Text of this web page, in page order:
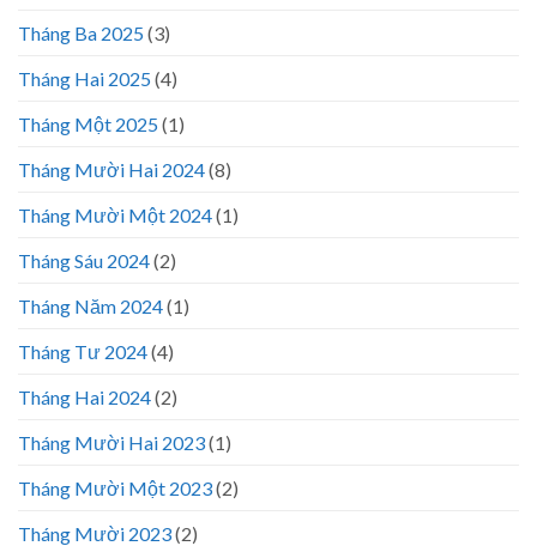
Tháng Ba 2025(3)
Tháng Hai 2025(4)
Tháng Một 2025(1)
Tháng Mười Hai 2024(8)
Tháng Mười Một 2024(1)
Tháng Sáu 2024(2)
Tháng Năm 2024(1)
Tháng Tư 2024(4)
Tháng Hai 2024(2)
Tháng Mười Hai 2023(1)
Tháng Mười Một 2023(2)
Tháng Mười 2023(2)